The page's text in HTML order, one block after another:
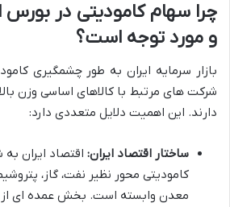
چرا سهام کامودیتی در بورس
و مورد توجه است؟
بازار سرمایه ایران به طور چشمگیری
شرکت های مرتبط با کالاهای اساسی وزن
دارند. این اهمیت دلایل متعددی دارد:
ساختار اقتصاد ایران: اقتصاد ایران
کامودیتی محور نظیر نفت، گاز،
معدن وابسته است. بخش عمده ای از